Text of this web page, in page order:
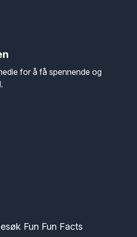
for å få spennende og
Fun Fun Facts